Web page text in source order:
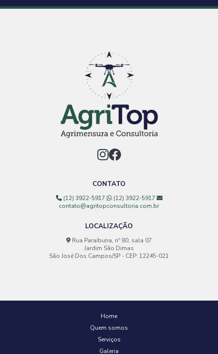
CONTATO
(12) 3922-5917
(12) 3922-5917
contato@agritopconsultoria.com.br
LOCALIZAÇÃO
Rua Paraibuna, nº 80, sala 07
Jardim São Dimas
São José Dos Campos/SP - CEP: 12245-021
Home
Quem somos
Serviços
Galeria